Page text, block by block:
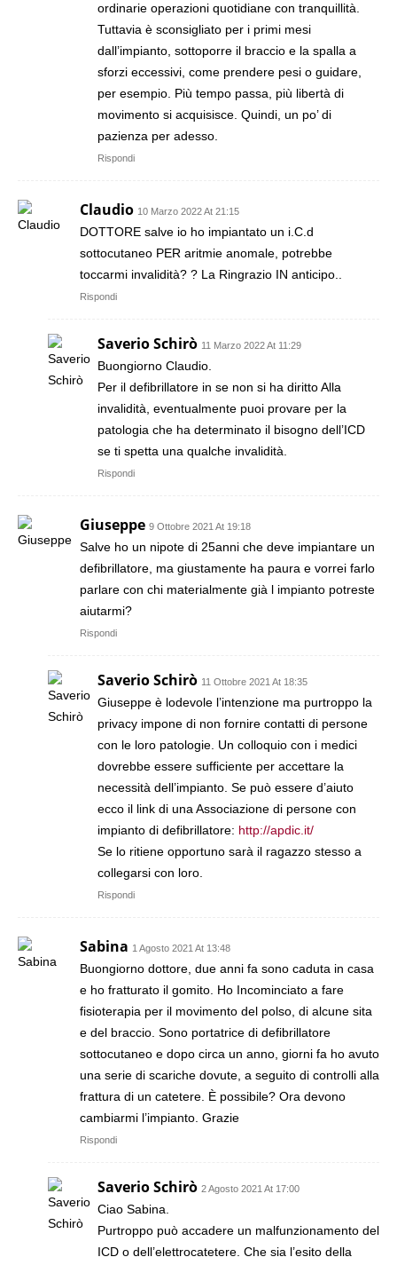
ordinarie operazioni quotidiane con tranquillità.
Tuttavia è sconsigliato per i primi mesi
dall’impianto, sottoporre il braccio e la spalla a
sforzi eccessivi, come prendere pesi o guidare,
per esempio. Più tempo passa, più libertà di
movimento si acquisisce. Quindi, un po’ di
pazienza per adesso.
Rispondi
Claudio 10 Marzo 2022 At 21:15
DOTTORE salve io ho impiantato un i.C.d
sottocutaneo PER aritmie anomale, potrebbe
toccarmi invalidità? ? La Ringrazio IN anticipo..
Rispondi
Saverio Schirò 11 Marzo 2022 At 11:29
Buongiorno Claudio.
Per il defibrillatore in se non si ha diritto Alla
invalidità, eventualmente puoi provare per la
patologia che ha determinato il bisogno dell’ICD
se ti spetta una qualche invalidità.
Rispondi
Giuseppe 9 Ottobre 2021 At 19:18
Salve ho un nipote di 25anni che deve impiantare un
defibrillatore, ma giustamente ha paura e vorrei farlo
parlare con chi materialmente già l impianto potreste
aiutarmi?
Rispondi
Saverio Schirò 11 Ottobre 2021 At 18:35
Giuseppe è lodevole l’intenzione ma purtroppo la
privacy impone di non fornire contatti di persone
con le loro patologie. Un colloquio con i medici
dovrebbe essere sufficiente per accettare la
necessità dell’impianto. Se può essere d’aiuto
ecco il link di una Associazione di persone con
impianto di defibrillatore: http://apdic.it/
Se lo ritiene opportuno sarà il ragazzo stesso a
collegarsi con loro.
Rispondi
Sabina 1 Agosto 2021 At 13:48
Buongiorno dottore, due anni fa sono caduta in casa
e ho fratturato il gomito. Ho Incominciato a fare
fisioterapia per il movimento del polso, di alcune sita
e del braccio. Sono portatrice di defibrillatore
sottocutaneo e dopo circa un anno, giorni fa ho avuto
una serie di scariche dovute, a seguito di controlli alla
frattura di un catetere. È possibile? Ora devono
cambiarmi l’impianto. Grazie
Rispondi
Saverio Schirò 2 Agosto 2021 At 17:00
Ciao Sabina.
Purtroppo può accadere un malfunzionamento del
ICD o dell’elettrocatetere. Che sia l’esito della